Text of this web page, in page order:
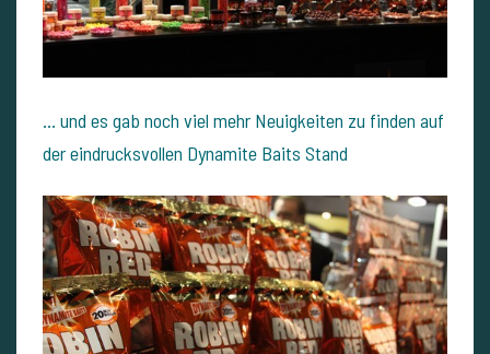
... und es gab noch viel mehr Neuigkeiten zu finden auf
der eindrucksvollen Dynamite Baits Stand